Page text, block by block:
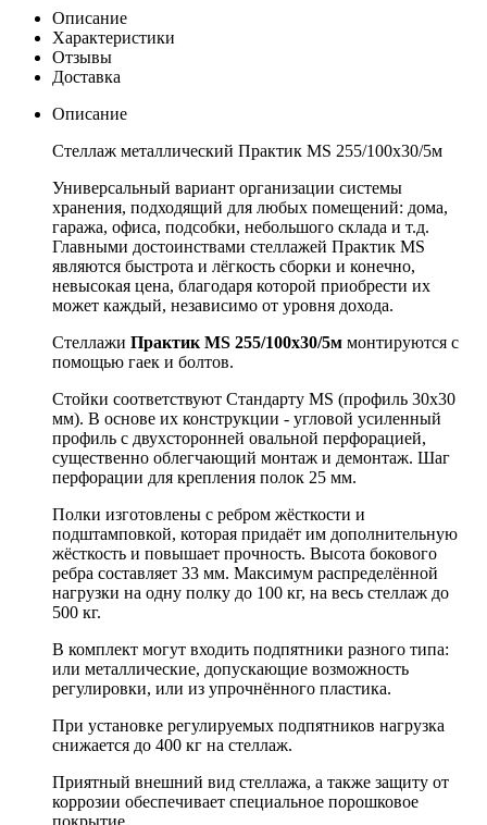
Описание
Характеристики
Отзывы
Доставка
Описание
Стеллаж металлический Практик MS 255/100х30/5м
Универсальный вариант организации системы
хранения, подходящий для любых помещений: дома,
гаража, офиса, подсобки, небольшого склада и т.д.
Главными достоинствами стеллажей Практик MS
являются быстрота и лёгкость сборки и конечно,
невысокая цена, благодаря которой приобрести их
может каждый, независимо от уровня дохода.
Стеллажи Практик MS 255/100х30/5м монтируются с
помощью гаек и болтов.
Стойки соответствуют Стандарту MS (профиль 30x30
мм). В основе их конструкции - угловой усиленный
профиль с двухсторонней овальной перфорацией,
существенно облегчающий монтаж и демонтаж. Шаг
перфорации для крепления полок 25 мм.
Полки изготовлены с ребром жёсткости и
подштамповкой, которая придаёт им дополнительную
жёсткость и повышает прочность. Высота бокового
ребра составляет 33 мм. Максимум распределённой
нагрузки на одну полку до 100 кг, на весь стеллаж до
500 кг.
В комплект могут входить подпятники разного типа:
или металлические, допускающие возможность
регулировки, или из упрочнённого пластика.
При установке регулируемых подпятников нагрузка
снижается до 400 кг на стеллаж.
Приятный внешний вид стеллажа, а также защиту от
коррозии обеспечивает специальное порошковое
покрытие.